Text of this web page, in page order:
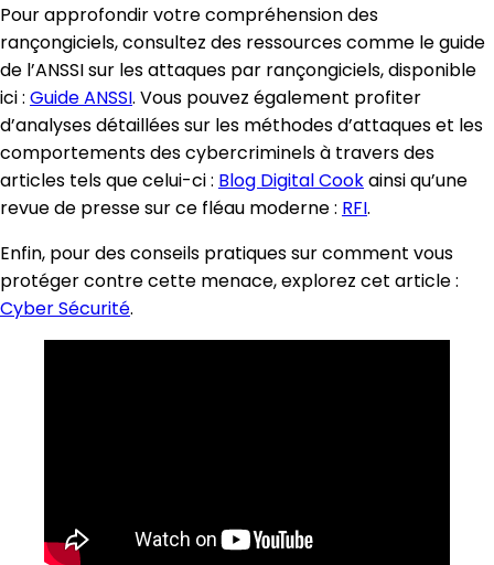
Pour approfondir votre compréhension des
rançongiciels, consultez des ressources comme le guide
de l’ANSSI sur les attaques par rançongiciels, disponible
ici : Guide ANSSI. Vous pouvez également profiter
d’analyses détaillées sur les méthodes d’attaques et les
comportements des cybercriminels à travers des
articles tels que celui-ci : Blog Digital Cookainsi qu’une
revue de presse sur ce fléau moderne : RFI.
Enfin, pour des conseils pratiques sur comment vous
protéger contre cette menace, explorez cet article :
Cyber Sécurité.